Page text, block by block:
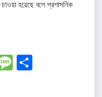
হয়েছে বলে প্রশাসনিক
Message